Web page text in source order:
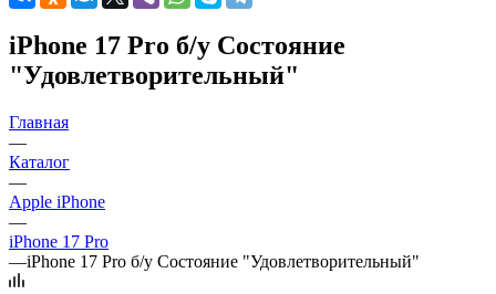
iPhone 17 Pro б/у Состояние
"Удовлетворительный"
Главная
—
Каталог
—
Apple iPhone
—
iPhone 17 Pro
—iPhone 17 Pro б/у Состояние "Удовлетворительный"